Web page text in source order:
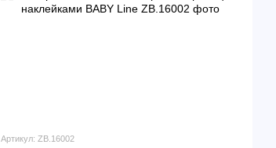
Артикул: ZB.16002